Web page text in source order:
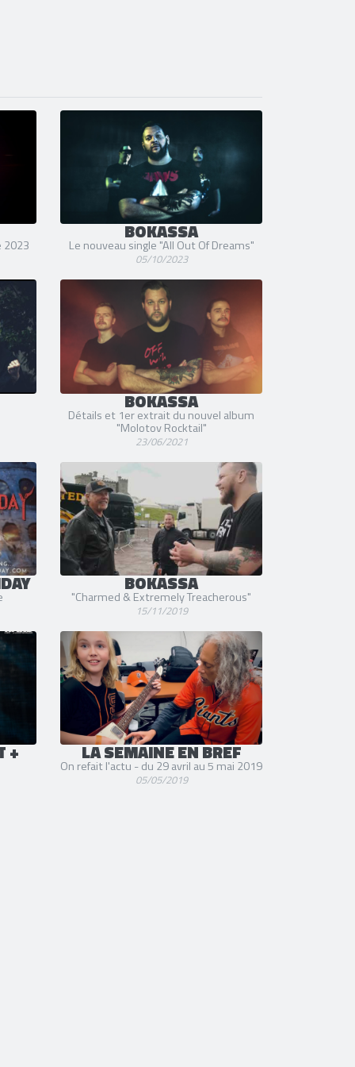
2023
BOKASSA
Le nouveau single "All Out Of Dreams"
05/10/2023
BOKASSA
Détails et 1er extrait du nouvel album
"Molotov Rocktail"
23/06/2021
BOKASSA
"Charmed & Extremely Treacherous"
15/11/2019
+ LA SEMAINE EN BREF
On refait l'actu - du 29 avril au 5 mai 2019
05/05/2019